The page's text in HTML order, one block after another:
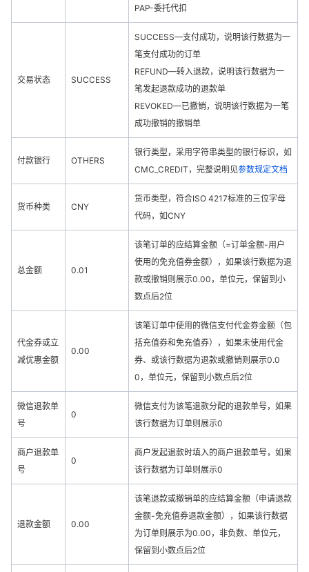
PAP-委托代扣
交易状态 SUCCESS
SUCCESS—支付成功，说明该行数据为一
笔支付成功的订单
REFUND—转入退款，说明该行数据为一
笔发起退款成功的退款单
REVOKED—已撤销，说明该行数据为一笔
成功撤销的撤销单
付款银行 OTHERS
银行类型，采用字符串类型的银行标识，如
CMC_CREDIT，完整说明见参数规定文档
货币种类 CNY
货币类型，符合ISO 4217标准的三位字母
代码，如CNY
总金额 0.01
该笔订单的应结算金额（=订单金额-用户
使用的免充值券金额），如果该行数据为退
款或撤销则展示0.00，单位元，保留到小
数点后2位
代金券或立
减优惠金额
0.00
该笔订单中使用的微信支付代金券金额（包
括充值券和免充值券），如果未使用代金
券、或该行数据为退款或撤销则展示0.0
0，单位元，保留到小数点后2位
微信退款单
号
0
微信支付为该笔退款分配的退款单号，如果
该行数据为订单则展示0
商户退款单
号
0
商户发起退款时填入的商户退款单号，如果
该行数据为订单则展示0
退款金额 0.00
该笔退款或撤销单的应结算金额（申请退款
金额-免充值券退款金额），如果该行数据
为订单则展示为0.00，非负数、单位元，
保留到小数点后2位